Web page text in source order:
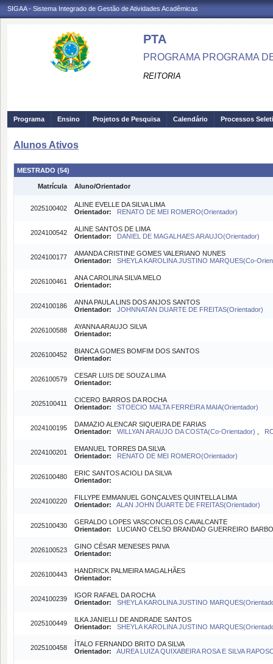
SIGAA - Sistema Integrado de Gestão de Atividades Acadêmicas
PTA
PROGRAMA PROGRAMA
REITORIA
Programa Ensino Projetos de Pesquisa Calendário Processos
Alunos Ativos
MESTRADO (54)
Matrícula Aluno/Orientador
2025100402
ALINE EVELLE DA SILVA LIMA
Orientador:
RENATO DE MEI ROMERO(Orientador)
2024100542
ALINE SANTOS DE LIMA
Orientador:
DANIEL DE MAGALHAES ARAUJO(Orientador)
2024100177
AMANDA CRISTINE GOMES VALERIANO NUNES
Orientador:
SHEYLA KAROLINA JUSTINO MARQUES(Co-
2026100461
ANA CAROLINA SILVA MELO
Orientador:
2024100186
ANNA PAULA LINS DOS ANJOS SANTOS
Orientador:
JOHNNATAN DUARTE DE FREITAS(Orientador)
2026100588
AYANNA ARAUJO SILVA
Orientador:
2026100452
BIANCA GOMES BOMFIM DOS SANTOS
Orientador:
2026100579
CESAR LUIS DE SOUZA LIMA
Orientador:
2025100411
CICERO BARROS DA ROCHA
Orientador:
STOECIO MALTA FERREIRA MAIA(Orientador)
2024100195
DAMAZIO ALENCAR SIQUEIRA DE FARIAS
Orientador:
WILLYAN ARAUJO DA COSTA(Co-Orientador)
2024100201
EMANUEL TORRES DA SILVA
Orientador:
RENATO DE MEI ROMERO(Orientador)
2026100480
ERIC SANTOS ACIOLI DA SILVA
Orientador:
2024100220
FILLYPE EMMANUEL GONÇALVES QUINTELLA LIMA
Orientador:
ALAN JOHN DUARTE DE FREITAS(Orientador)
2025100430
GERALDO LOPES VASCONCELOS CAVALCANTE
Orientador: LUCIANO CELSO BRANDAO GUERREIRO
2026100523
GINO CÉSAR MENESES PAIVA
Orientador:
2026100443
HANDRICK PALMEIRA MAGALHÃES
Orientador:
2024100239
IGOR RAFAEL DA ROCHA
Orientador:
SHEYLA KAROLINA JUSTINO
2025100449
ILKA JANIELLI DE ANDRADE SANTOS
Orientador:
SHEYLA KAROLINA JUSTINO
2025100458
ÍTALO FERNANDO BRITO DA SILVA
Orientador:
AUREA LUIZA QUIXABEIRA ROSA E SILVA